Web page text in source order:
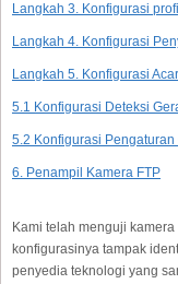
Langkah 3. Konfigurasi
Langkah 4. Konfigurasi
Langkah 5. Konfigurasi
5.1 Konfigurasi Deteksi
5.2 Konfigurasi
6. Penampil Kamera FTP
Kami telah menguji
konfigurasinya tampak
penyedia teknologi yang